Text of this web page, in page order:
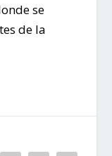
se
de la